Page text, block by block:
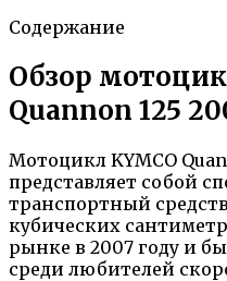
Содержание
Обзор
Quannon 125
Мотоцикл KYMCO
представляет собой
транспортный
кубических
рынке в 2007 году и
среди любителей